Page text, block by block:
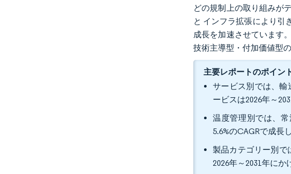
どの規制上の取り組みが
と インフラ拡張により引
成長を加速させています
技術主導型・付加価値型
主要レポートのポイン
サービス別では、輸
ービスは2026年～
温度管理別では、常
5.6%のCAGRで成長
製品カテゴリー別で
2026年～2031年にか